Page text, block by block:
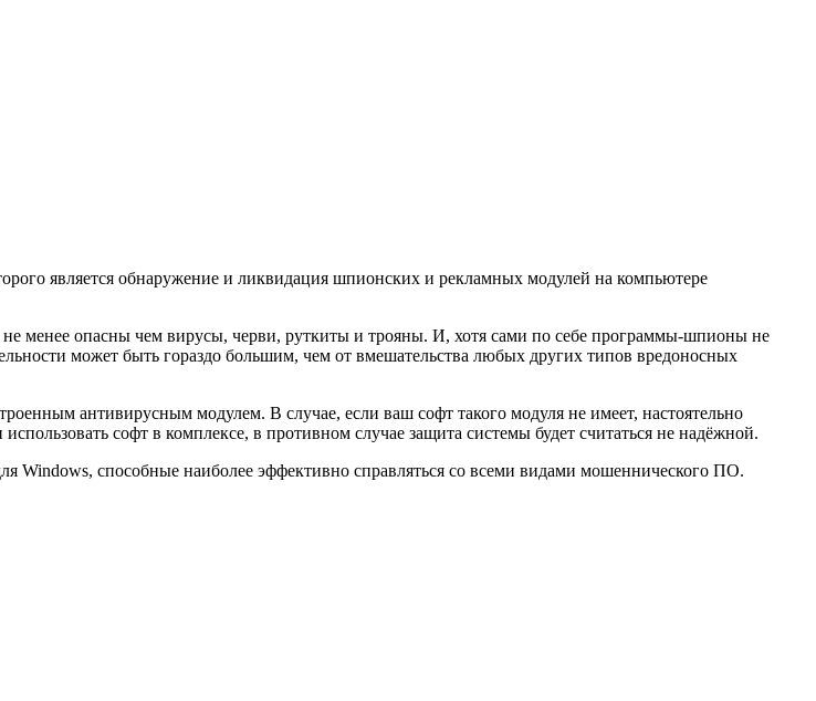
является обнаружение и ликвидация шпионских и рекламных модулей на компьютере
менее опасны чем вирусы, черви, руткиты и трояны. И, хотя сами по себе программы-шпионы не
может быть гораздо большим, чем от вмешательства любых других типов вредоносных
антивирусным модулем. В случае, если ваш софт такого модуля не имеет, настоятельно
софт в комплексе, в противном случае защита системы будет считаться не надёжной.
способные наиболее эффективно справляться со всеми видами мошеннического ПО.